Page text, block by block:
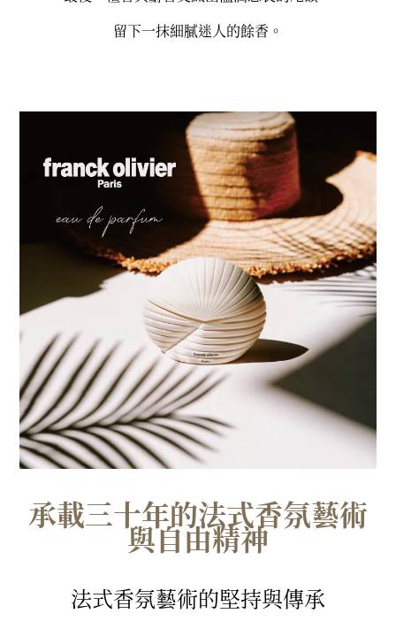
留下一抹細膩迷人的餘香。
承載三十年的法式香氛藝術
與自由精神
法式香氛藝術的堅持與傳承